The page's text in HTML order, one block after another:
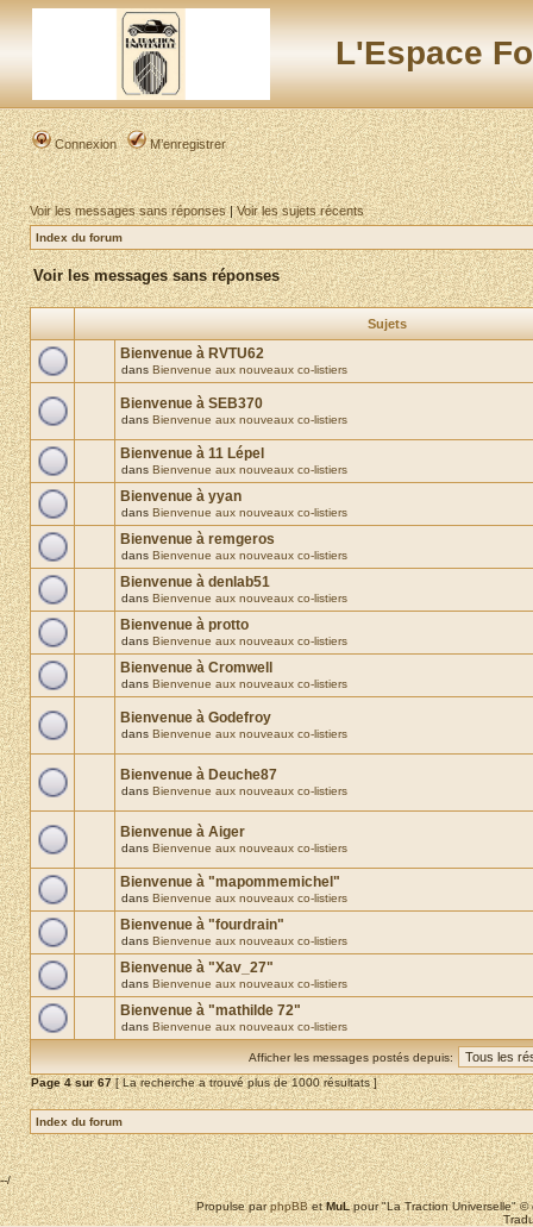
L'Espace
Connexion M’enregistrer
Voir les messages sans réponses|Voir les sujets récents
Index du forum
Voir les messages sans réponses
Sujets
Bienvenue à RVTU62
dans Bienvenue aux nouveaux co-listiers
Bienvenue à SEB370
dans Bienvenue aux nouveaux co-listiers
Bienvenue à 11 Lépel
dans Bienvenue aux nouveaux co-listiers
Bienvenue à yyan
dans Bienvenue aux nouveaux co-listiers
Bienvenue à remgeros
dans Bienvenue aux nouveaux co-listiers
Bienvenue à denlab51
dans Bienvenue aux nouveaux co-listiers
Bienvenue à protto
dans Bienvenue aux nouveaux co-listiers
Bienvenue à Cromwell
dans Bienvenue aux nouveaux co-listiers
Bienvenue à Godefroy
dans Bienvenue aux nouveaux co-listiers
Bienvenue à Deuche87
dans Bienvenue aux nouveaux co-listiers
Bienvenue à Aiger
dans Bienvenue aux nouveaux co-listiers
Bienvenue à "mapommemichel"
dans Bienvenue aux nouveaux co-listiers
Bienvenue à "fourdrain"
dans Bienvenue aux nouveaux co-listiers
Bienvenue à "Xav_27"
dans Bienvenue aux nouveaux co-listiers
Bienvenue à "mathilde 72"
dans Bienvenue aux nouveaux co-listiers
Afficher les messages postés depuis:
Page4sur67[ La recherche a trouvé plus de 1000 résultats ]
Index du forum
--/
Propulse parphpBBetMuLpour "La Traction Universelle"